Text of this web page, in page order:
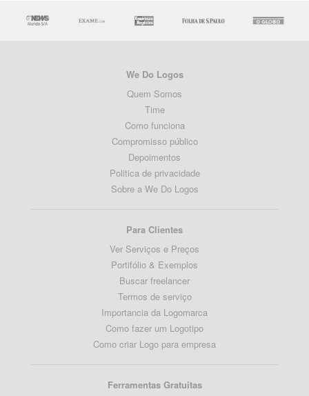
We Do Logos
Quem Somos
Time
Como funciona
Compromisso público
Depoimentos
Politica de privacidade
Sobre a We Do Logos
Para Clientes
Ver Serviços e Preços
Portifólio & Exemplos
Buscar freelancer
Termos de serviço
Importancia da Logomarca
Como fazer um Logotipo
Como criar Logo para empresa
Ferramentas Gratuitas